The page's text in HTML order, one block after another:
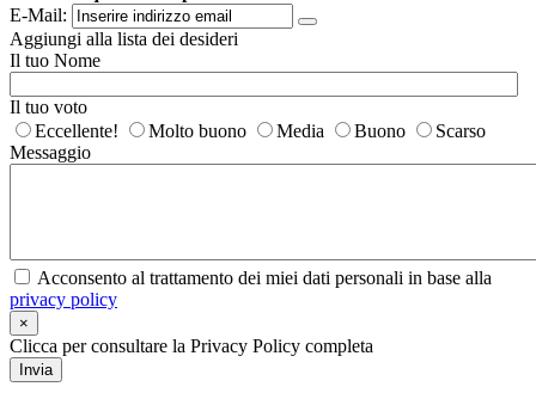
E-Mail:
Aggiungi alla lista dei desideri
Il tuo Nome
Il tuo voto
Eccellente!
Molto buono Media Buono
Scarso
Messaggio
Acconsento al trattamento dei miei dati personali in base alla
privacy policy
×
Clicca per consultare la Privacy Policy completa
Invia